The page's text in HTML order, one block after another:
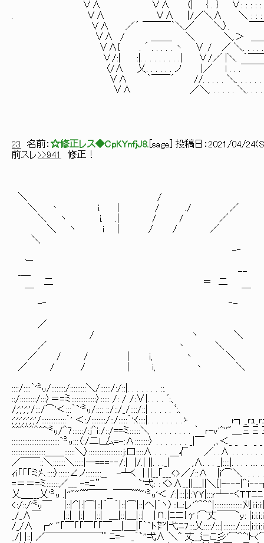
∨∧ ∨∧ 〈| { . } ∨: : : : : : : :
. ∨∧ ∨∧ |/／＼∧ ＼ : : : :
∨∧ ／´ ￣￣￣｀＼／ ＼〉. ￣￣
∨∧ / ＿＿_ ＼ ＼.＞ ＿＿_ .／
∨∧{ . ´ . . . . . ヽ ∨ / ／ ＼. . . . . . . .
∨/:| :|. . . . . . . . .| ∨/／ |＼ ｀￣￣￣
〈/∧ 乂. . . . . . ノ |／ l . . .￣￣￣￣
∨∧ ｀￣￣´ //. . . . . ＼. . . . . . . . . .
∨∧ ／＼. . . . . . ＼. . . . . . . . .
23 名前： ☆修正レス◆CpKYnfjJ8. sage ] 投稿日： 2021/04/
前スレ>>941 修正！
＼ /
＼ 丶 i. | / ./ ／
＼ ヽ i. .| / / ／
＼ ヽ i | / / ／
＼
-‐
ー
_＿ --
二 ＝ 二
-‐ ‐-
／
/ ヽ ＼
／ 丶 ＼
／ / / | i, 丶 ＼
／ / / | i, 丶 ＼
::::/::::｀'㍉/::::::::/:::::::::＼/::::::/:/::|. . . . . . . ::. xXXx_j
::/:::::::::/:::〉＝=ミ::::::::::::::〉::::: /: / /:∨|. . . . ﾞ:、 ∧ xX爻爻|'
/;';';';'/:::/⌒'＜:::｀`'㍉/:::: ::/::/_/::::/::| . . . . . ﾞ:、 i|Ｔ:::::::|
;';';';';';';'/::::::::::::::｀' ＜:/::::::::/::/:::::｀':(::::|. . . . . . . .ゝ r┐_ｒｭ_
^^＾＾＾＾^^'㍉/＾7::::::/:j＾ｉ:/::/==ミ::::::＼ . . . . . . . . ｀ ｒ-ｖ'^''"
:::::::::::::::::::::::::::`㍉:::〈:/二Ｌ厶=-:∧::::::::〉 . . . . . . . _|￣ ,､＜_ _ _
:::::::::::::::::::＿＿::::::＼〉:::::::::::::::::::j:口::::∧ . . . ＿√ ／. .∧ . . . . . . .
／￣￣::＼:::::::＼:::::|─===‐‐/:| |/.| ||. . ._| ,∧. . . _|::::|. . . . .... ...|j
ｨi「「「ミﾒ､::::〉::::::∠ノ:::::::::__ -┴く | ||__｢___<>／/::∧ |i'⌒＼ . . .
=＝＝=ミ:::::::／___ -=ﾆ” `'弌: : く>∧__||___||＼[|-‐‐-|＾ｉ‐‐┐ ＼
乂＿___乂'㍉ .|''""~~￣￣__￣￣~~"'㍉'＜ /:|:::|:|:ＹＹ|:::ｒ┴‐‐くＴＴﾆﾆ
<:/::/'㍉￣ |::|'＾|:|⌒|::|´ ｀|::|⌒|::|へ|｀ヽ〉::Ｌ:レ'^＾＾^|::::::::::::::::刈i:i:i:
_/_∧￣ |::| |:| |::| ＿|::|＿|::| |∩.|ﾆニ{γi⌒丈￣￣`ｙ: |i:i:i:iしi:i|｀
/_/∧ ┌'' "｢￣「「￣「「￣＿|＿_|｢｀`ト㌣|弋ﾆ7:::乂::::/:::|:::::::/
_/| |::| ／￣￣￣￣￣￣¨ ﾆ=- _｀`''弌∧ ＼^ 丈__辷こ彡'⌒＾^'ト